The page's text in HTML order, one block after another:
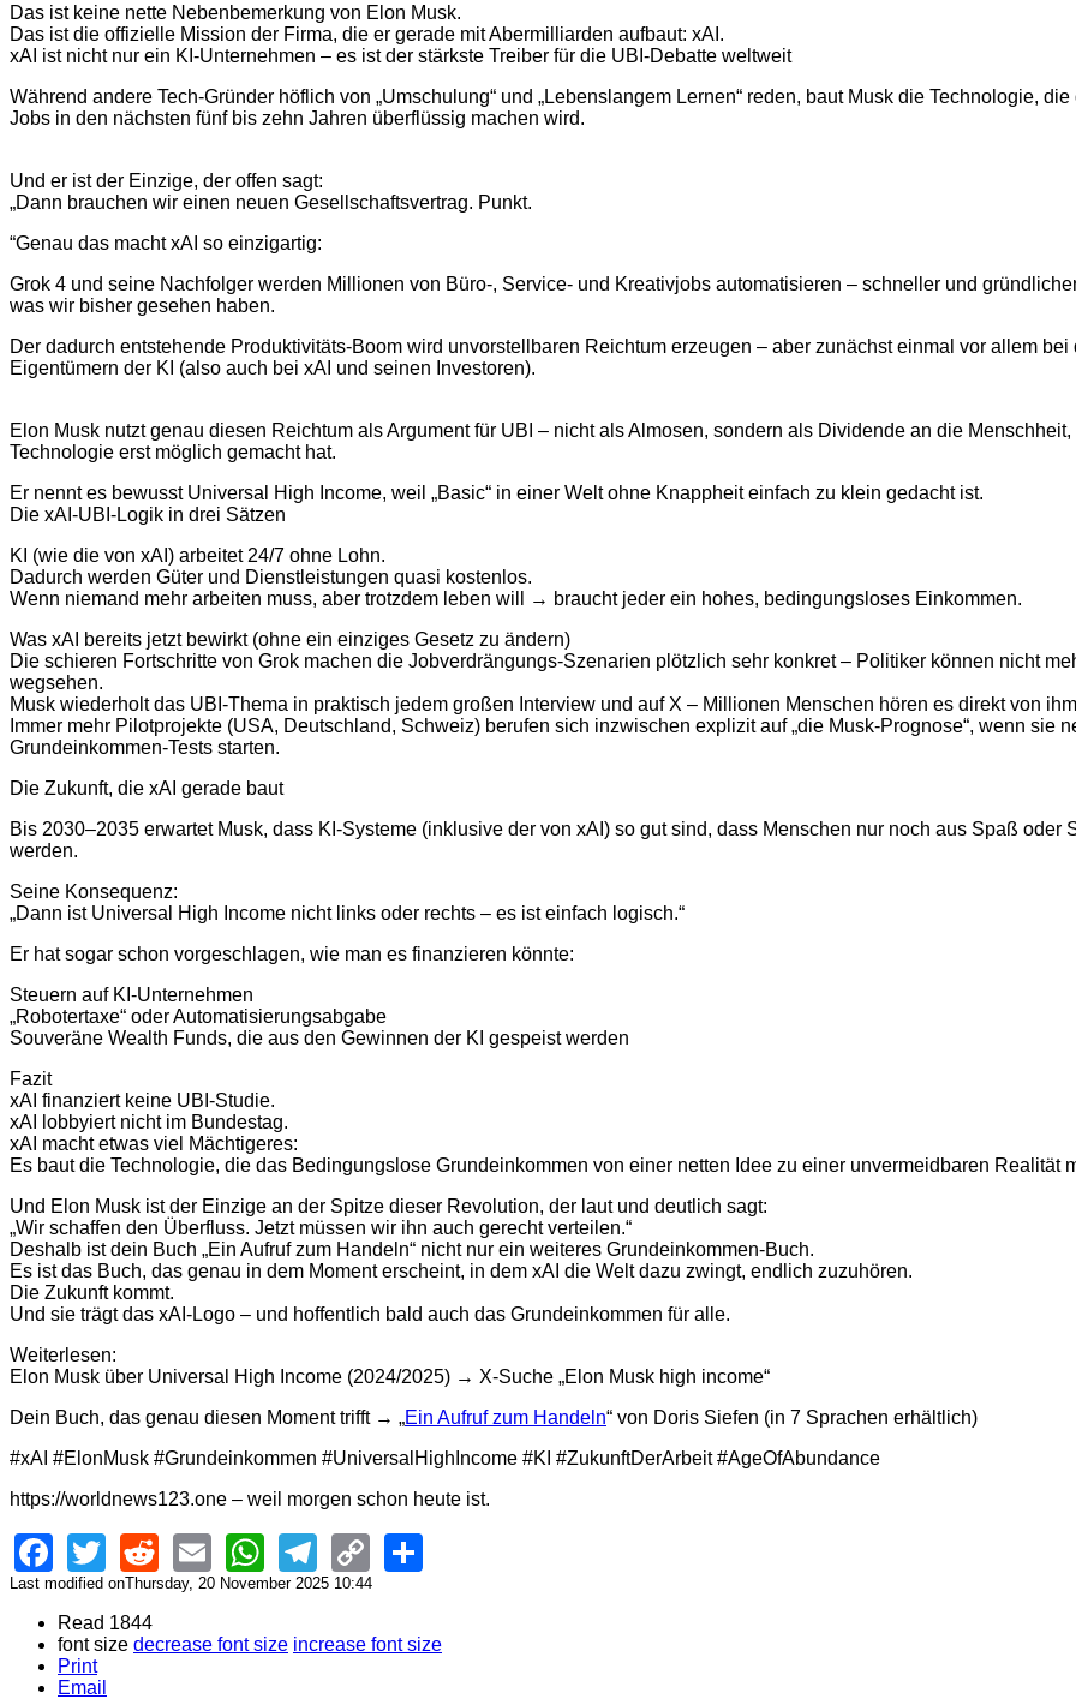
Das ist keine nette Nebenbemerkung von Elon Musk.
Das ist die offizielle Mission der Firma, die er gerade mit Abermilliarden aufbaut: xAI.
xAI ist nicht nur ein KI-Unternehmen – es ist der stärkste Treiber für die UBI-Debatte weltweit
Während andere Tech-Gründer höflich von „Umschulung“ und „Lebenslangem Lernen“ reden, baut Musk die Technologie,
Jobs in den nächsten fünf bis zehn Jahren überflüssig machen wird.
Und er ist der Einzige, der offen sagt:
„Dann brauchen wir einen neuen Gesellschaftsvertrag. Punkt.
“Genau das macht xAI so einzigartig:
Grok 4 und seine Nachfolger werden Millionen von Büro-, Service- und Kreativjobs automatisieren – schneller und
was wir bisher gesehen haben.
Der dadurch entstehende Produktivitäts-Boom wird unvorstellbaren Reichtum erzeugen – aber zunächst einmal vor allem bei
Eigentümern der KI (also auch bei xAI und seinen Investoren).
Elon Musk nutzt genau diesen Reichtum als Argument für UBI – nicht als Almosen, sondern als Dividende an die
Technologie erst möglich gemacht hat.
Er nennt es bewusst Universal High Income, weil „Basic“ in einer Welt ohne Knappheit einfach zu klein gedacht ist.
Die xAI-UBI-Logik in drei Sätzen
KI (wie die von xAI) arbeitet 24/7 ohne Lohn.
Dadurch werden Güter und Dienstleistungen quasi kostenlos.
Wenn niemand mehr arbeiten muss, aber trotzdem leben will → braucht jeder ein hohes, bedingungsloses Einkommen.
Was xAI bereits jetzt bewirkt (ohne ein einziges Gesetz zu ändern)
Die schieren Fortschritte von Grok machen die Jobverdrängungs-Szenarien plötzlich sehr konkret – Politiker können nicht
wegsehen.
Musk wiederholt das UBI-Thema in praktisch jedem großen Interview und auf X – Millionen Menschen hören es direkt von
Immer mehr Pilotprojekte (USA, Deutschland, Schweiz) berufen sich inzwischen explizit auf „die Musk-Prognose“, wenn sie
Grundeinkommen-Tests starten.
Die Zukunft, die xAI gerade baut
Bis 2030–2035 erwartet Musk, dass KI-Systeme (inklusive der von xAI) so gut sind, dass Menschen nur noch aus Spaß oder
werden.
Seine Konsequenz:
„Dann ist Universal High Income nicht links oder rechts – es ist einfach logisch.“
Er hat sogar schon vorgeschlagen, wie man es finanzieren könnte:
Steuern auf KI-Unternehmen
„Robotertaxe“ oder Automatisierungsabgabe
Souveräne Wealth Funds, die aus den Gewinnen der KI gespeist werden
Fazit
xAI finanziert keine UBI-Studie.
xAI lobbyiert nicht im Bundestag.
xAI macht etwas viel Mächtigeres:
Es baut die Technologie, die das Bedingungslose Grundeinkommen von einer netten Idee zu einer unvermeidbaren Realität
Und Elon Musk ist der Einzige an der Spitze dieser Revolution, der laut und deutlich sagt:
„Wir schaffen den Überfluss. Jetzt müssen wir ihn auch gerecht verteilen.“
Deshalb ist dein Buch „Ein Aufruf zum Handeln“ nicht nur ein weiteres Grundeinkommen-Buch.
Es ist das Buch, das genau in dem Moment erscheint, in dem xAI die Welt dazu zwingt, endlich zuzuhören.
Die Zukunft kommt.
Und sie trägt das xAI-Logo – und hoffentlich bald auch das Grundeinkommen für alle.
Weiterlesen:
Elon Musk über Universal High Income (2024/2025) → X-Suche „Elon Musk high income“
Dein Buch, das genau diesen Moment trifft → „Ein Aufruf zum Handeln“ von Doris Siefen (in 7 Sprachen erhältlich)
#xAI #ElonMusk #Grundeinkommen #UniversalHighIncome #KI #ZukunftDerArbeit #AgeOfAbundance
https://worldnews123.one – weil morgen schon heute ist.
Facebook
TwitterRedditEmailWhatsApp
Telegram
Copy
Link
Last modified onThursday, 20 November 2025 10:44
Read 1844
font size decrease font size increase font size
Print
Email